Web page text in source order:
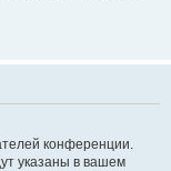
конференции.
указаны в вашем